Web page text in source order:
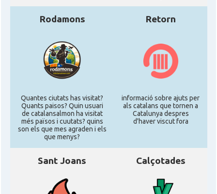
Rodamons
Quantes ciutats has visitat?
Quants paisos? Quin usuari
de catalansalmon ha visitat
més països i cuutats? quins
son els que mes agraden i els
que menys?
Retorn
informació sobre ajuts per
als catalans que tornen a
Catalunya despres
d'haver viscut fora
Sant Joans Calçotades